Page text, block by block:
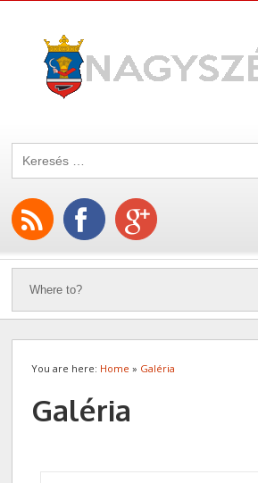
You are here: Home » Galéria
Galéria